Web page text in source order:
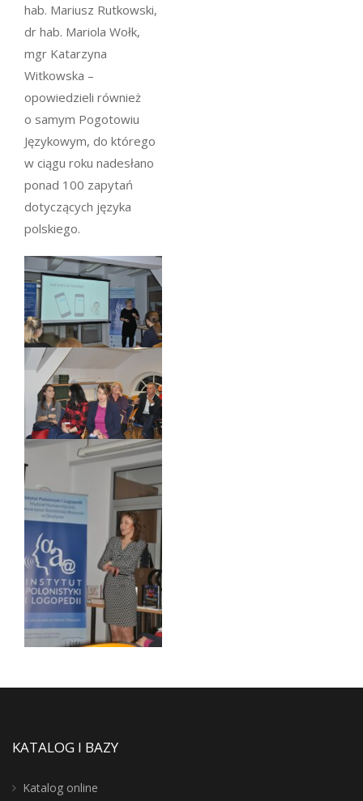
hab. Mariusz Rutkowski,
dr hab. Mariola Wołk,
mgr Katarzyna
Witkowska –
opowiedzieli również
o samym Pogotowiu
Językowym, do którego
w ciągu roku nadesłano
ponad 100 zapytań
dotyczących języka
polskiego.
KATALOG I BAZY
Katalog online